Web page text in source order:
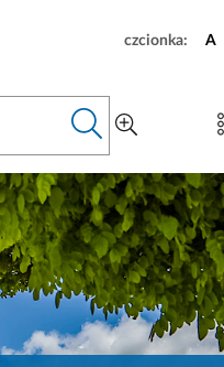
czcionka: A